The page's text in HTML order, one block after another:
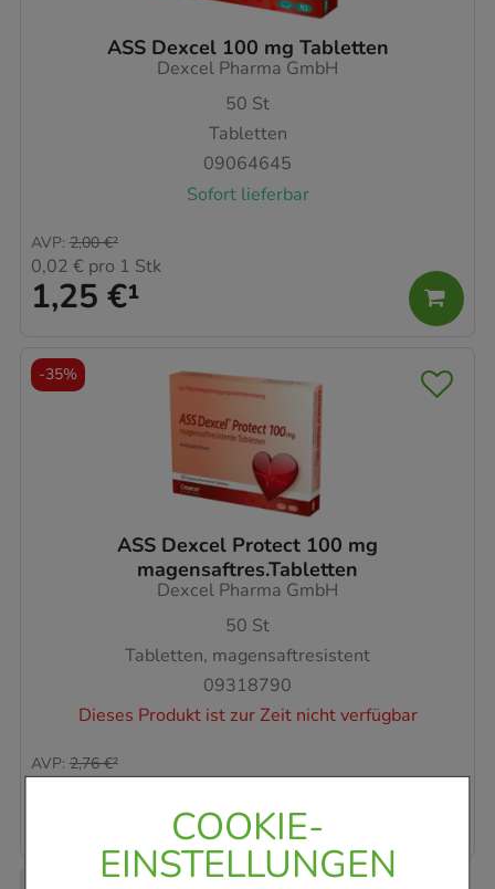
COOKIE-
EINSTELLUNGEN
ASS Dexcel 100 mg Tabletten
Dexcel Pharma GmbH
50 St
Tabletten
09064645
Sofort lieferbar
1,25 €¹
AVP: 2,00 €²
0,02 € pro 1 Stk
ASS Dexcel Protect 100 mg
magensaftres.Tabletten
Dexcel Pharma GmbH
50 St
Tabletten, magensaftresistent
09318790
Dieses Produkt ist zur Zeit nicht verfügbar
AVP: 2,76 €²
-35%